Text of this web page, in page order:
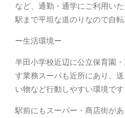
など、通勤・通学にご利用いた
駅まで平坦な道のりなので自転
ー生活環境ー
半田小学校近辺に公立保育園
す業務スーパも近所にあり、
い物など行動しやすい環境です
駅前にもスーパー・商店街が